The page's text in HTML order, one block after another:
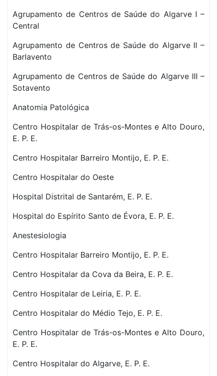
Agrupamento de Centros de Saúde do Algarve I –
Central
Agrupamento de Centros de Saúde do Algarve II –
Barlavento
Agrupamento de Centros de Saúde do Algarve III –
Sotavento
Anatomia Patológica
Centro Hospitalar de Trás-os-Montes e Alto Douro,
E. P. E.
Centro Hospitalar Barreiro Montijo, E. P. E.
Centro Hospitalar do Oeste
Hospital Distrital de Santarém, E. P. E.
Hospital do Espírito Santo de Évora, E. P. E.
Anestesiologia
Centro Hospitalar Barreiro Montijo, E. P. E.
Centro Hospitalar da Cova da Beira, E. P. E.
Centro Hospitalar de Leiria, E. P. E.
Centro Hospitalar do Médio Tejo, E. P. E.
Centro Hospitalar de Trás-os-Montes e Alto Douro,
E. P. E.
Centro Hospitalar do Algarve, E. P. E.